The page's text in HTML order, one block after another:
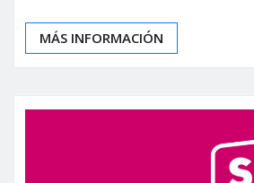
MÁS INFORMACIÓN